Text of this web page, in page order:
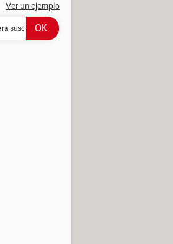
Ver un ejemplo